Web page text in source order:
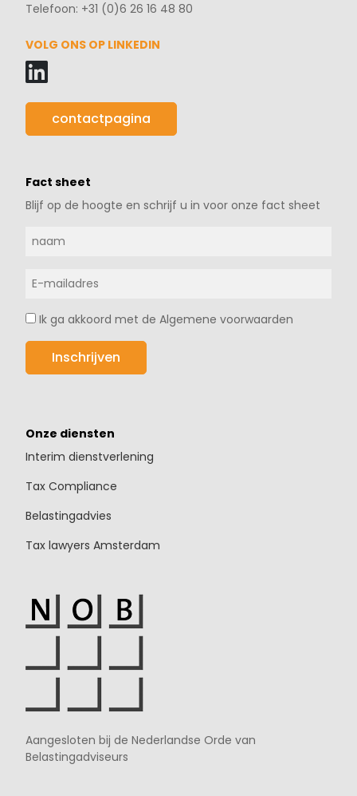
Telefoon: +31 (0)6 26 16 48 80
VOLG ONS OP LINKEDIN
contactpagina
Fact sheet
Blijf op de hoogte en schrijf u in voor onze fact sheet
Ik ga akkoord met de Algemene voorwaarden
Onze diensten
Interim dienstverlening
Tax Compliance
Belastingadvies
Tax lawyers Amsterdam
Aangesloten bij de Nederlandse Orde van
Belastingadviseurs